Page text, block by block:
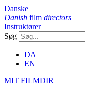
Danske
Danish film directors
Instruktører
Søg
DA
EN
MIT FILMDIR